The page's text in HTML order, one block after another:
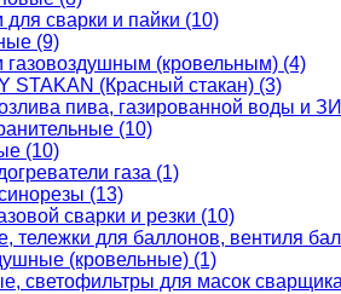
сварки и пайки (10)
(9)
(кровельным) (4)
STAKAN (Красный стакан) (3)
пива, газированной воды и
(10)
(10)
газа (1)
(13)
сварки и резки (10)
тележки для баллонов, вентиля
(кровельные) (1)
светофильтры для масок